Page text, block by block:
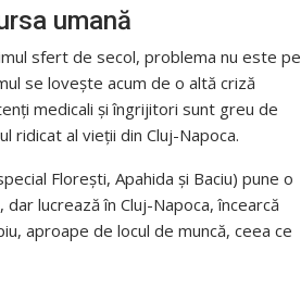
umană
sfert de secol, problema nu este pe
se lovește acum de o altă criză
medicali și îngrijitori sunt greu de
ridicat al vieții din Cluj-Napoca.
Florești, Apahida și Baciu) pune o
lucrează în Cluj-Napoca, încearcă
aproape de locul de muncă, ceea ce